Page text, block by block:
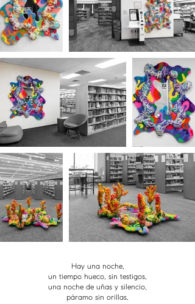
Hay una noche,
un tiempo hueco, sin testigos,
una noche de uñas y silencio,
páramo sin orillas,